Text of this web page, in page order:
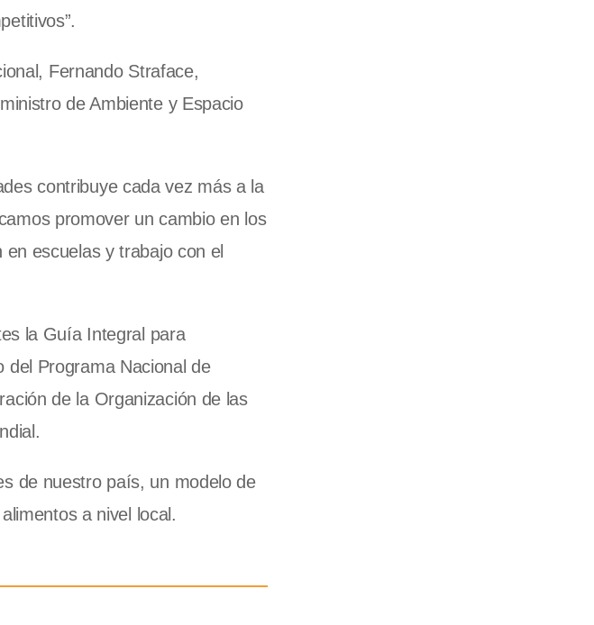
Fernando Straface,
de Ambiente y Espacio
contribuye cada vez más a la
promover un cambio en los
escuelas y trabajo con el
la Guía Integral para
del Programa Nacional de
de la Organización de las
de nuestro país, un modelo de
a nivel local.